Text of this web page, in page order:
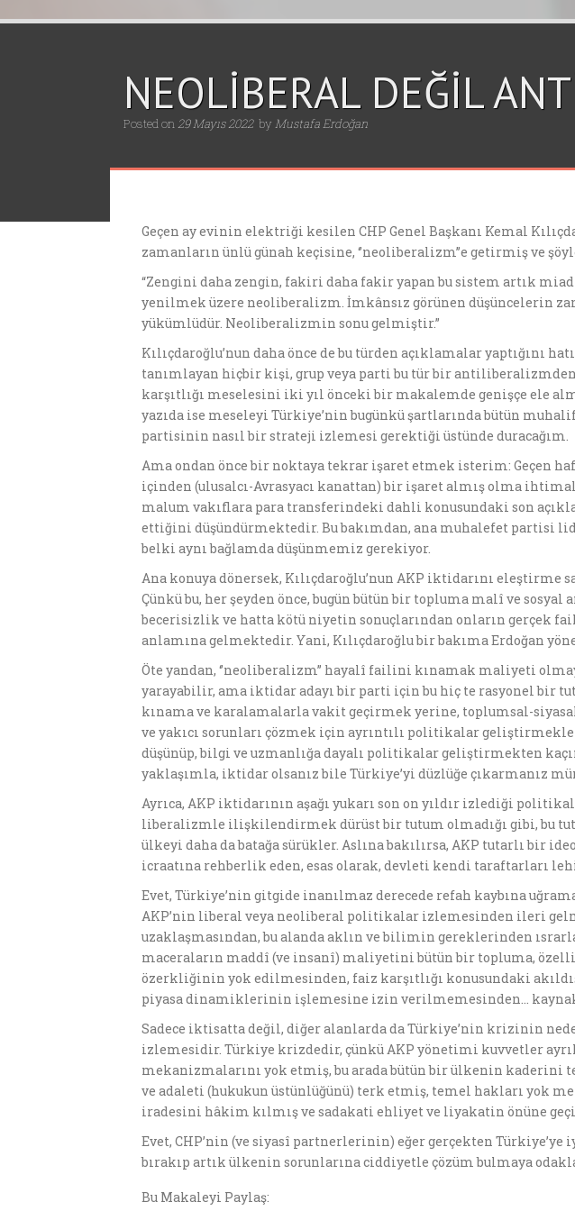
NEOLİBERAL DEĞİL
Posted on 29 Mayıs 2022 by Mustafa Erdoğan
Geçen ay evinin elektriği kesilen CHP Genel Başkanı Kemal
zamanların ünlü günah keçisine, ‘’neoliberalizm’’e getirmiş ve
“Zengini daha zengin, fakiri daha fakir yapan bu sistem artık
yenilmek üzere neoliberalizm. İmkânsız görünen düşüncelerin
yükümlüdür. Neoliberalizmin sonu gelmiştir.”
Kılıçdaroğlu’nun daha önce de bu türden açıklamalar yaptığını
tanımlayan hiçbir kişi, grup veya parti bu tür bir
karşıtlığı meselesini iki yıl önceki bir makalemde genişçe ele
yazıda ise meseleyi Türkiye’nin bugünkü şartlarında bütün
partisinin nasıl bir strateji izlemesi gerektiği üstünde duracağım.
Ama ondan önce bir noktaya tekrar işaret etmek isterim: Geçen
içinden (ulusalcı-Avrasyacı kanattan) bir işaret almış olma
malum vakıflara para transferindeki dahli konusundaki son
ettiğini düşündürmektedir. Bu bakımdan, ana muhalefet partisi
belki aynı bağlamda düşünmemiz gerekiyor.
Ana konuya dönersek, Kılıçdaroğlu’nun AKP iktidarını eleştirme
Çünkü bu, her şeyden önce, bugün bütün bir topluma malî ve
becerisizlik ve hatta kötü niyetin sonuçlarından onların gerçek
anlamına gelmektedir. Yani, Kılıçdaroğlu bir bakıma Erdoğan
Öte yandan, ‘’neoliberalizm’’ hayalî failini kınamak maliyeti
yarayabilir, ama iktidar adayı bir parti için bu hiç te rasyonel bir
kınama ve karalamalarla vakit geçirmek yerine, toplumsal-
ve yakıcı sorunları çözmek için ayrıntılı politikalar
düşünüp, bilgi ve uzmanlığa dayalı politikalar geliştirmekten
yaklaşımla, iktidar olsanız bile Türkiye’yi düzlüğe çıkarmanız
Ayrıca, AKP iktidarının aşağı yukarı son on yıldır izlediği
liberalizmle ilişkilendirmek dürüst bir tutum olmadığı gibi, bu
ülkeyi daha da batağa sürükler. Aslına bakılırsa, AKP tutarlı bir
icraatına rehberlik eden, esas olarak, devleti kendi taraftarları
Evet, Türkiye’nin gitgide inanılmaz derecede refah kaybına
AKP’nin liberal veya neoliberal politikalar izlemesinden ileri
uzaklaşmasından, bu alanda aklın ve bilimin gereklerinden
maceraların maddî (ve insanî) maliyetini bütün bir topluma,
özerkliğinin yok edilmesinden, faiz karşıtlığı konusundaki
piyasa dinamiklerinin işlemesine izin verilmemesinden…
Sadece iktisatta değil, diğer alanlarda da Türkiye’nin krizinin
izlemesidir. Türkiye krizdedir, çünkü AKP yönetimi kuvvetler
mekanizmalarını yok etmiş, bu arada bütün bir ülkenin
ve adaleti (hukukun üstünlüğünü) terk etmiş, temel hakları
iradesini hâkim kılmış ve sadakati ehliyet ve liyakatin önüne
Evet, CHP’nin (ve siyasî partnerlerinin) eğer gerçekten
bırakıp artık ülkenin sorunlarına ciddiyetle çözüm bulmaya
Bu Makaleyi Paylaş: